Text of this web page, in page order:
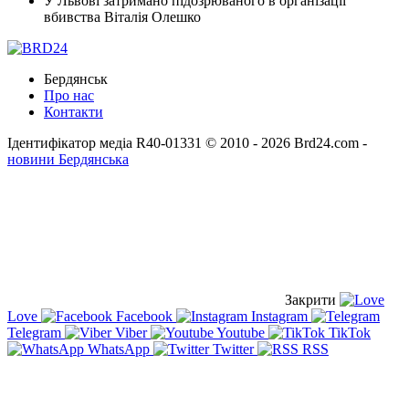
вбивства Віталія Олешко
Бердянськ
Про нас
Контакти
Ідентифікатор медіа R40-01331 © 2010 - 2026 Brd24.com -
новини Бердянська
Закрити
Love
Facebook
Instagram
Telegram
Viber Youtube
TikTok
WhatsApp
Twitter RSS